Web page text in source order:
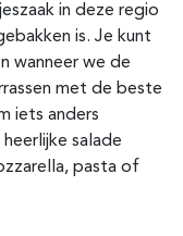
in deze regio
is. Je kunt
wanneer we de
met de beste
iets anders
salade
pasta of